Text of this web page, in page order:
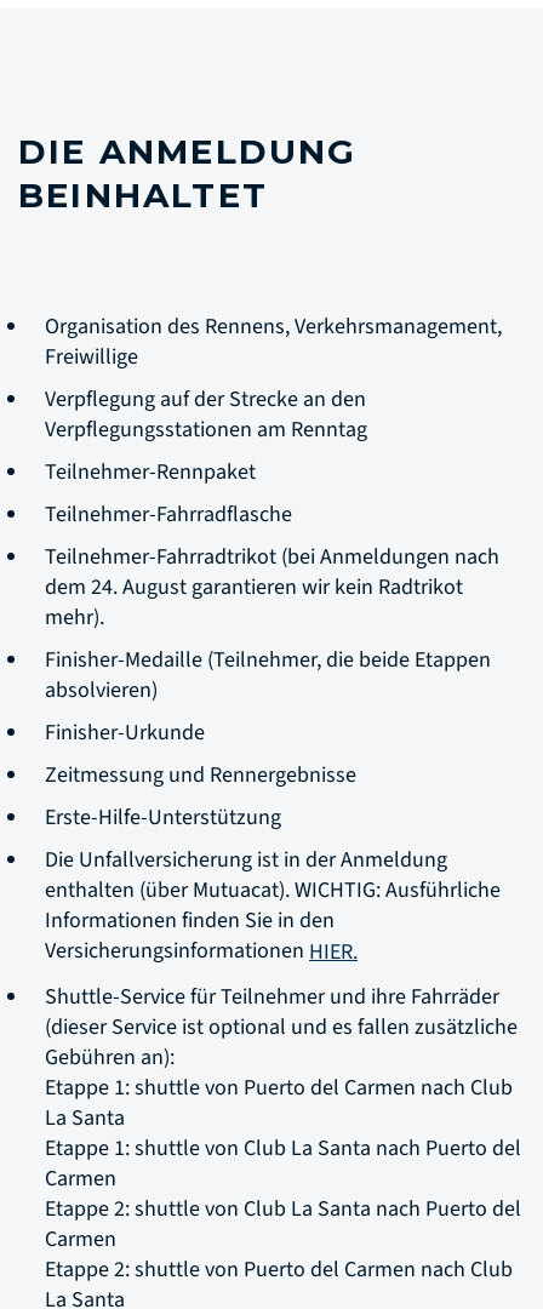
DIE ANMELDUNG
BEINHALTET
Organisation des Rennens, Verkehrsmanagement,
Freiwillige
Verpflegung auf der Strecke an den
Verpflegungsstationen am Renntag
Teilnehmer-Rennpaket
Teilnehmer-Fahrradflasche
Teilnehmer-Fahrradtrikot (bei Anmeldungen nach
dem 24. August garantieren wir kein Radtrikot
mehr).
Finisher-Medaille (Teilnehmer, die beide Etappen
absolvieren)
Finisher-Urkunde
Zeitmessung und Rennergebnisse
Erste-Hilfe-Unterstützung
Die Unfallversicherung ist in der Anmeldung
enthalten (über Mutuacat). WICHTIG: Ausführliche
Informationen finden Sie in den
Versicherungsinformationen HIER.
Shuttle-Service für Teilnehmer und ihre Fahrräder
(dieser Service ist optional und es fallen zusätzliche
Gebühren an):
Etappe 1: shuttle von Puerto del Carmen nach Club
La Santa
Etappe 1: shuttle von Club La Santa nach Puerto del
Carmen
Etappe 2: shuttle von Club La Santa nach Puerto del
Carmen
Etappe 2: shuttle von Puerto del Carmen nach Club
La Santa